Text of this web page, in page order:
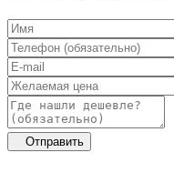
Отправить